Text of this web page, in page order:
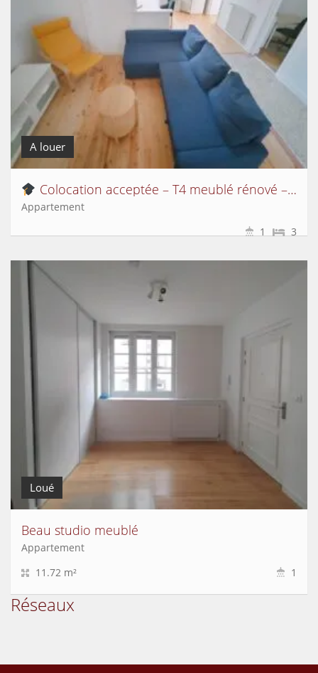
A louer
Colocation acceptée – T4 meublé rénové – 3 chambres – Proche UCA & ESC Clermont
Appartement
3
1
Loué
Beau studio meublé
Appartement
11.72 m²
1
Réseaux